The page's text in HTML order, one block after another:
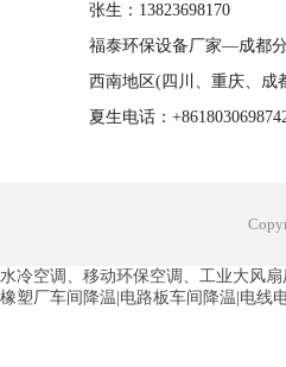
张生：13823698170
福泰环保设备厂家—成都
西南地区(四川、重庆、成
夏生电话：
水冷空调、移动环保空调、工业大风
橡塑厂车间降温|电路板车间降温|电线